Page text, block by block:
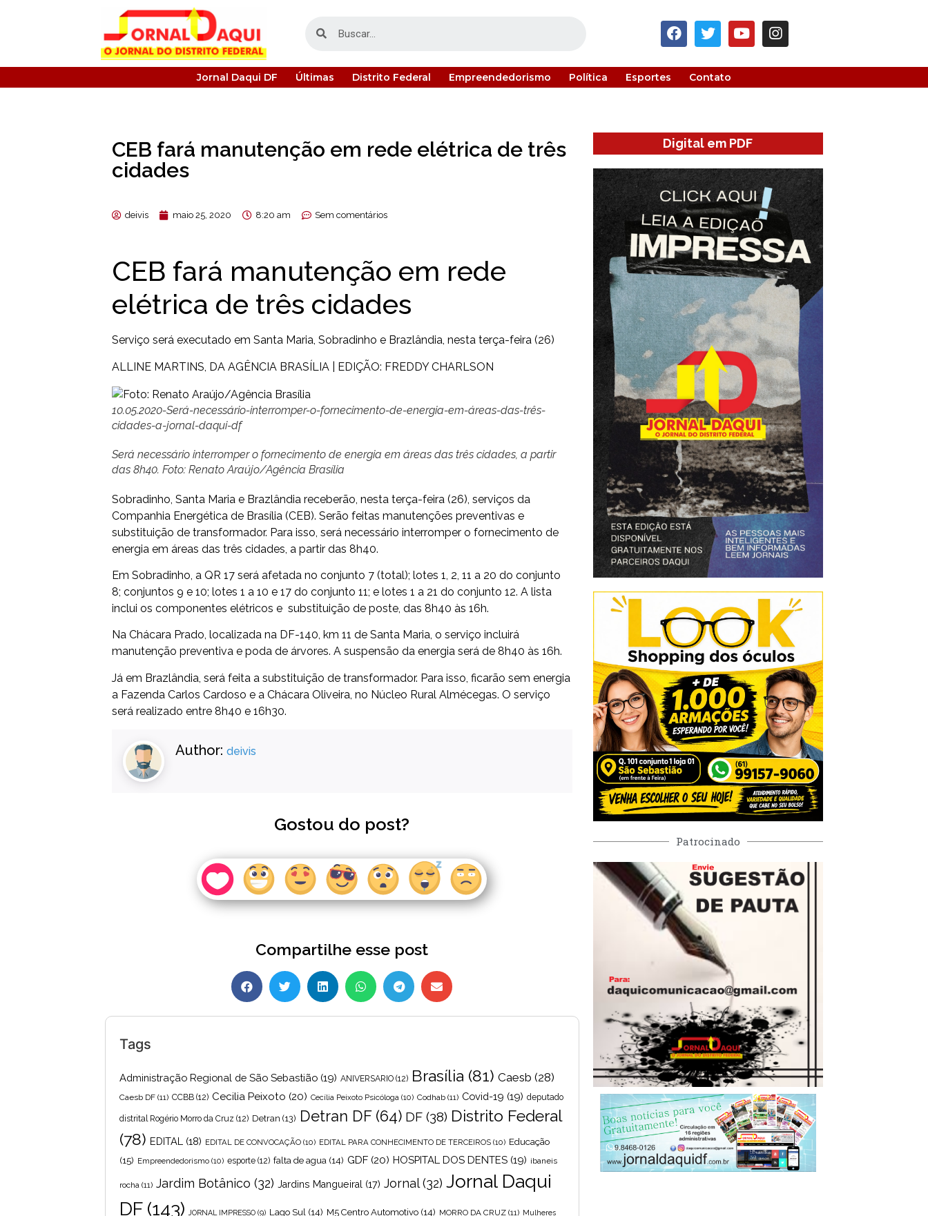
Jornal Daqui DF Últimas Distrito Federal Empreendedorismo Política Esportes Contato
CEB fará manutenção em rede elétrica de três
cidades
deivis maio 25, 2020 8:20 am Sem comentários
CEB fará manutenção em rede
elétrica de três cidades
Serviço será executado em Santa Maria, Sobradinho e Brazlândia, nesta terça-feira (26)
ALLINE MARTINS, DA AGÊNCIA BRASÍLIA | EDIÇÃO: FREDDY CHARLSON
10.05.2020-Será-necessário-interromper-o-fornecimento-de-energia-em-áreas-das-três-
cidades-a-jornal-daqui-df
Será necessário interromper o fornecimento de energia em áreas das três cidades, a partir
das 8h40. Foto: Renato Araújo/Agência Brasília
Sobradinho, Santa Maria e Brazlândia receberão, nesta terça-feira (26), serviços da
Companhia Energética de Brasília (CEB). Serão feitas manutenções preventivas e
substituição de transformador. Para isso, será necessário interromper o fornecimento de
energia em áreas das três cidades, a partir das 8h40.
Em Sobradinho, a QR 17 será afetada no conjunto 7 (total); lotes 1, 2, 11 a 20 do conjunto
8; conjuntos 9 e 10; lotes 1 a 10 e 17 do conjunto 11; e lotes 1 a 21 do conjunto 12. A lista
inclui os componentes elétricos e substituição de poste, das 8h40 às 16h.
Na Chácara Prado, localizada na DF-140, km 11 de Santa Maria, o serviço incluirá
manutenção preventiva e poda de árvores. A suspensão da energia será de 8h40 às 16h.
Já em Brazlândia, será feita a substituição de transformador. Para isso, ficarão sem energia
a Fazenda Carlos Cardoso e a Chácara Oliveira, no Núcleo Rural Almécegas. O serviço
será realizado entre 8h40 e 16h30.
Author: deivis
Gostou do post?
Compartilhe esse post
Tags
Administração Regional de São Sebastião (19) ANIVERSARIO (12) Brasília (81) Caesb (28)
Caesb DF (11) CCBB (12) Cecilia Peixoto (20) Cecília Peixoto Psicóloga (10) Codhab (11) Covid-19 (19) deputado
distrital Rogério Morro da Cruz (12) Detran (13) Detran DF(64) DF (38) Distrito Federal
(78) EDITAL (18) EDITAL DE CONVOCAÇÃO (10) EDITAL PARA CONHECIMENTO DE TERCEIROS (10) Educação
(15) Empreendedorismo (10) esporte (12) falta de agua (14) GDF (20) HOSPITAL DOS DENTES (19) ibaneis
rocha (11) Jardim Botânico (32) Jardins Mangueiral (17) Jornal(32) Jornal Daqui
DF(143) JORNAL IMPRESSO (9) Lago Sul (14) M5 Centro Automotivo (14) MORRO DA CRUZ (11) Mulheres
Digital em PDF
Patrocinado